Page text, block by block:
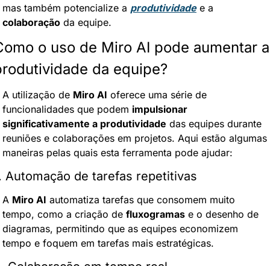
mas também potencialize a produtividade
colaboração da equipe.
o uso de Miro AI pode aumentar a
da equipe?
A utilização de Miro AI oferece uma série de
funcionalidades que podem impulsionar
significativamente a produtividade das equipes durante
reuniões e colaborações em projetos. Aqui estão algumas
maneiras pelas quais esta ferramenta pode ajudar:
Automação de tarefas repetitivas
A Miro AI automatiza tarefas que consomem muito
tempo, como a criação de fluxogramas e o desenho de
diagramas, permitindo que as equipes economizem
tempo e foquem em tarefas mais estratégicas.